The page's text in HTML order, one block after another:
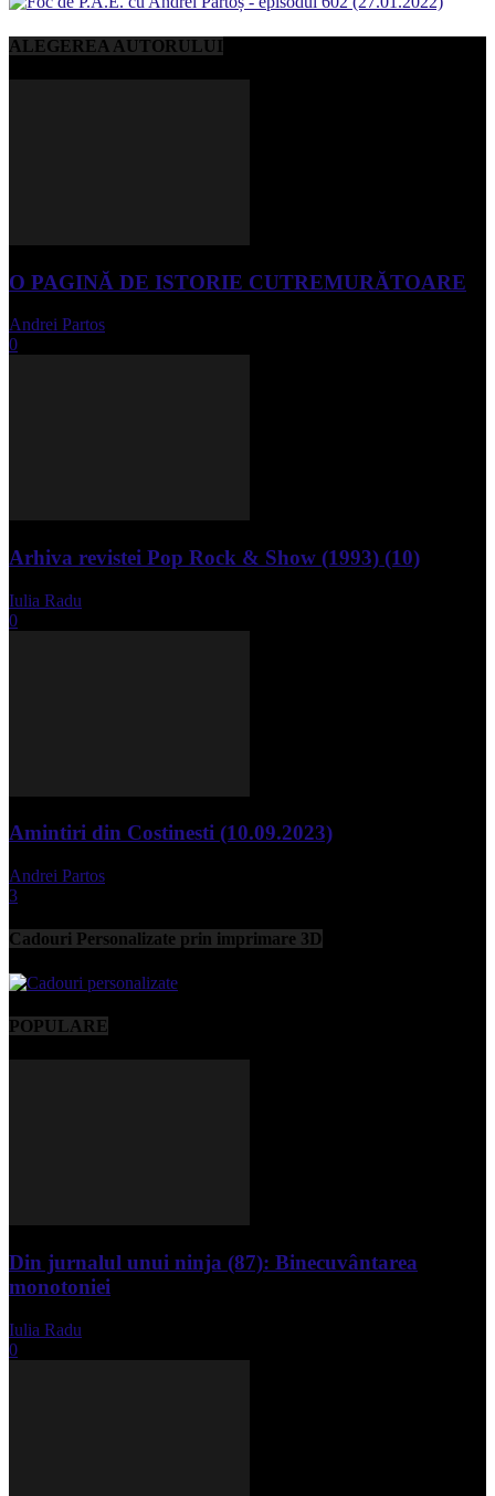
ALEGEREA AUTORULUI
O PAGINĂ DE ISTORIE CUTREMURĂTOARE
Andrei Partos
0
Arhiva revistei Pop Rock & Show (1993) (10)
Iulia Radu
0
Amintiri din Costinesti (10.09.2023)
Andrei Partos
3
Cadouri Personalizate prin imprimare 3D
POPULARE
Din jurnalul unui ninja (87): Binecuvântarea
monotoniei
Iulia Radu
0